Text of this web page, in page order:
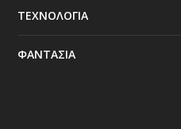
ΤΕΧΝΟΛΟΓΙΑ
ΦΑΝΤΑΣΙΑ